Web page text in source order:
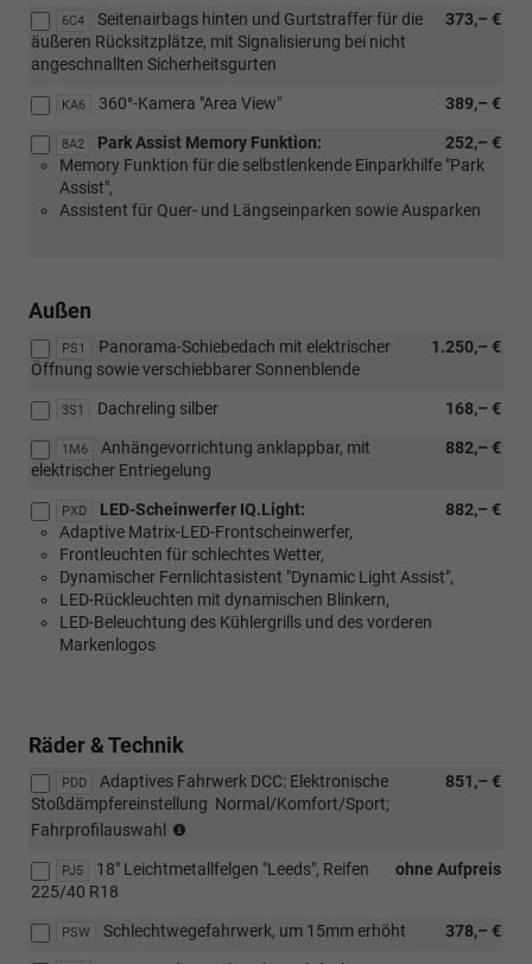
6C4 373,– €
Seitenairbags hinten und Gurtstraffer für die
äußeren Rücksitzplätze, mit Signalisierung bei nicht
angeschnallten Sicherheitsgurten
KA6 389,– €
360°-Kamera "Area View"
8A2 252,– €
Park Assist Memory Funktion:
Memory Funktion für die selbstlenkende Einparkhilfe "Park
Assist",
Assistent für Quer- und Längseinparken sowie Ausparken
Außen
PS1 1.250,– €
Panorama-Schiebedach mit elektrischer
Öffnung sowie verschiebbarer Sonnenblende
3S1 168,– €
Dachreling silber
1M6 882,– €
Anhängevorrichtung anklappbar, mit
elektrischer Entriegelung
PXD 882,– €
LED-Scheinwerfer IQ.Light:
Adaptive Matrix-LED-Frontscheinwerfer,
Frontleuchten für schlechtes Wetter,
Dynamischer Fernlichtasistent "Dynamic Light Assist",
LED-Rückleuchten mit dynamischen Blinkern,
LED-Beleuchtung des Kühlergrills und des vorderen
Markenlogos
Räder & Technik
PDD 851,– €
Adaptives Fahrwerk DCC: Elektronische
Stoßdämpfereinstellung  Normal/Komfort/Sport;
Fahrprofilauswahl
Verbindung
KW
PJ5 ohne Aufpreis
18" Leichtmetallfelgen "Leeds", Reifen
225/40 R18
PSW 378,– €
Schlechtwegefahrwerk, um 15mm erhöht